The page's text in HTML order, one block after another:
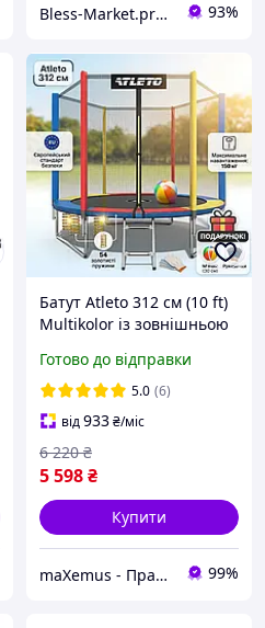
Bless-Market.prom.ua 93%
Батут Atleto 312 см (10 ft)
Multikolor із зовнішньою
(навантаження до 150 кг)
+ Подарунки
Готово до відправки
5.0 (6)
від933₴/міс
5 598₴
6 220 ₴
Купити
maXemus - Працюємо по максимуму 99%